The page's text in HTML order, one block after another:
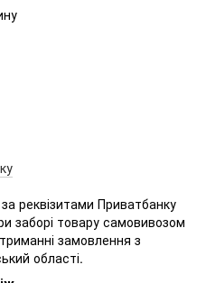
реквізитами Приватбанку
заборі товару самовивозом
замовлення з
області.